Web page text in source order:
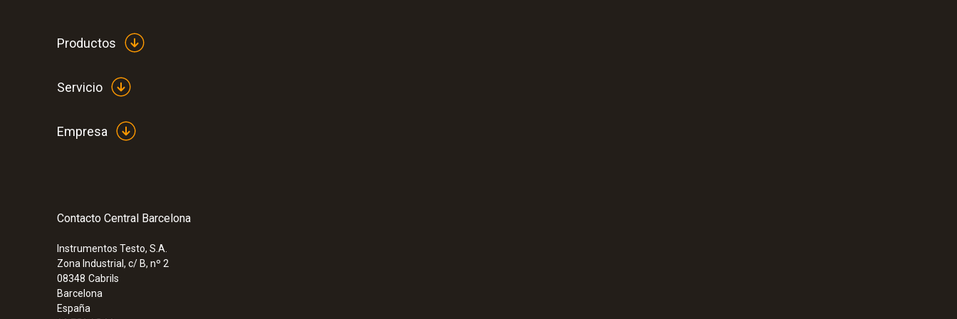
:0572 1903
con una sonda larga y flexible
Productos
Servicio
Empresa
Contacto Central Barcelona
Instrumentos Testo, S.A.
Zona Industrial, c/ B, nº 2
08348 Cabrils
Barcelona
España